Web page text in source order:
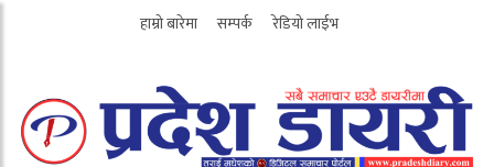
हाम्रो बारेमा सम्पर्क रेडियो लाईभ